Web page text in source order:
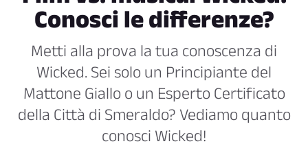
Conosci le differenze?
Metti alla prova la tua conoscenza di
Wicked. Sei solo un Principiante del
Mattone Giallo o un Esperto Certificato
della Città di Smeraldo? Vediamo quanto
conosci Wicked!